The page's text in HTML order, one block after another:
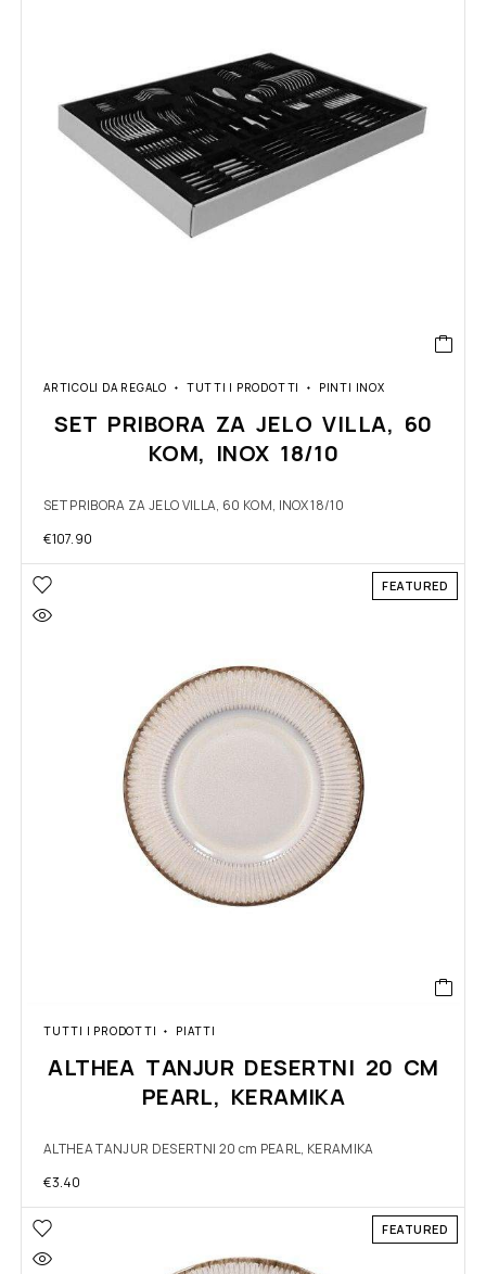
ARTICOLI DA REGALO TUTTI I PRODOTTI PINTI INOX
SET PRIBORA ZA JELO VILLA, 60
KOM, INOX 18/10
SET PRIBORA ZA JELO VILLA, 60 KOM, INOX 18/10
€107.90
FEATURED
TUTTI I PRODOTTI PIATTI
ALTHEA TANJUR DESERTNI 20 CM
PEARL, KERAMIKA
ALTHEA TANJUR DESERTNI 20 cm PEARL, KERAMIKA
€3.40
FEATURED